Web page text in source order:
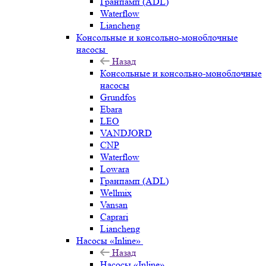
Waterflow
Liancheng
Консольные и консольно-моноблочные
насосы
Назад
Консольные и консольно-моноблочные
насосы
Grundfos
Ebara
LEO
VANDJORD
CNP
Waterflow
Lowara
Гранпамп (ADL)
Wellmix
Vansan
Caprari
Liancheng
Насосы «Inline»
Назад